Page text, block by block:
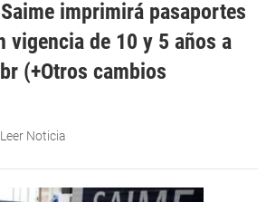
Saime imprimirá pasaportes
vigencia de 10 y 5 años a
(+Otros cambios
Leer Noticia